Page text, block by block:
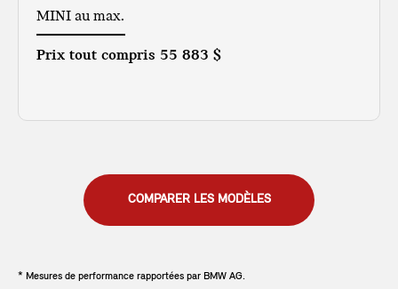
MINI au max.
Prix tout compris 55 883 $
COMPARER LES MODÈLES
* Mesures de performance rapportées par BMW AG.